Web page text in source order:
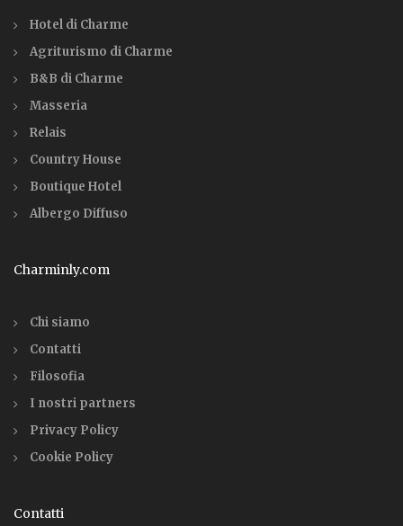
Hotel di Charme
Agriturismo di Charme
B&B di Charme
Masseria
Relais
Country House
Boutique Hotel
Albergo Diffuso
Charminly.com
Chi siamo
Contatti
Filosofia
I nostri partners
Privacy Policy
Cookie Policy
Contatti